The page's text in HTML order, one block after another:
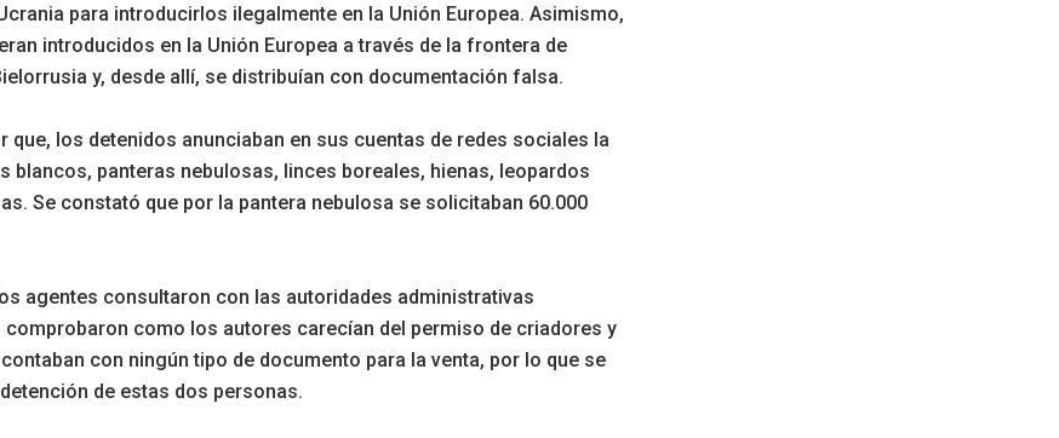
para introducirlos ilegalmente en la Unión Europea. Asimismo,
introducidos en la Unión Europea a través de la frontera de
y, desde allí, se distribuían con documentación falsa.
que, los detenidos anunciaban en sus cuentas de redes sociales la
blancos, panteras nebulosas, linces boreales, hienas, leopardos
Se constató que por la pantera nebulosa se solicitaban 60.000
agentes consultaron con las autoridades administrativas
comprobaron como los autores carecían del permiso de criadores y
con ningún tipo de documento para la venta, por lo que se
de estas dos personas.